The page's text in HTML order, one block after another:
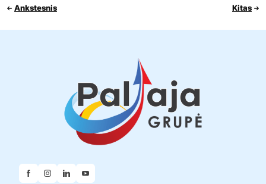
Ankstesnis Kitas